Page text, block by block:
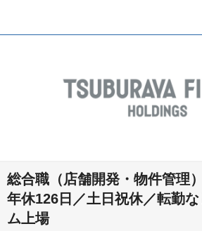
総合職（店舗開発・物件管理
年休126日／土日祝休／転勤
ム上場